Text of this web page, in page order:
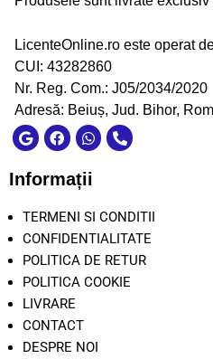
LicenteOnline.ro este operat
CUI: 43282860
Nr. Reg. Com.: J05/2034/2020
Adresă: Beiuș, Jud. Bihor,
Informații
TERMENI SI CONDITII
CONFIDENTIALITATE
POLITICA DE RETUR
POLITICA COOKIE
LIVRARE
CONTACT
DESPRE NOI